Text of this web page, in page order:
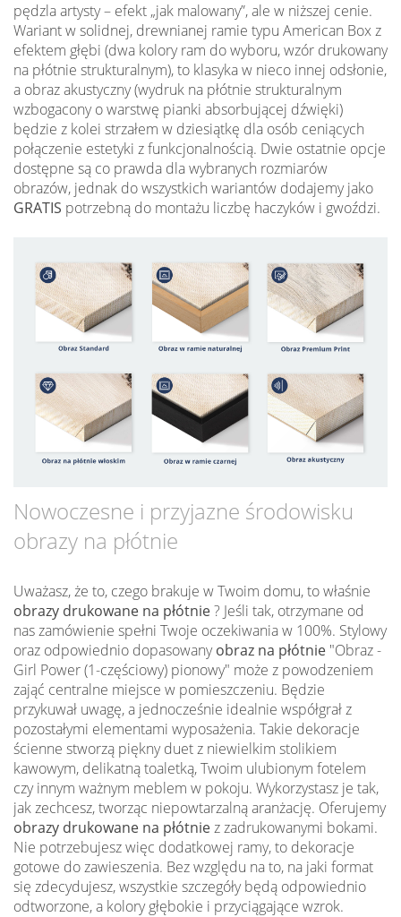
pędzla artysty – efekt „jak malowany”, ale w niższej cenie.
Wariant w solidnej, drewnianej ramie typu American Box z
efektem głębi (dwa kolory ram do wyboru, wzór drukowany
na płótnie strukturalnym), to klasyka w nieco innej odsłonie,
a obraz akustyczny (wydruk na płótnie strukturalnym
wzbogacony o warstwę pianki absorbującej dźwięki)
będzie z kolei strzałem w dziesiątkę dla osób ceniących
połączenie estetyki z funkcjonalnością. Dwie ostatnie opcje
dostępne są co prawda dla wybranych rozmiarów
obrazów, jednak do wszystkich wariantów dodajemy jako
GRATIS potrzebną do montażu liczbę haczyków i gwoździ.
Nowoczesne i przyjazne środowisku
obrazy na płótnie
Uważasz, że to, czego brakuje w Twoim domu, to właśnie
obrazy drukowane na płótnie? Jeśli tak, otrzymane od
nas zamówienie spełni Twoje oczekiwania w 100%. Stylowy
oraz odpowiednio dopasowanyobraz na płótnie "Obraz -
Girl Power (1-częściowy) pionowy" może z powodzeniem
zająć centralne miejsce w pomieszczeniu. Będzie
przykuwał uwagę, a jednocześnie idealnie współgrał z
pozostałymi elementami wyposażenia. Takie dekoracje
ścienne stworzą piękny duet z niewielkim stolikiem
kawowym, delikatną toaletką, Twoim ulubionym fotelem
czy innym ważnym meblem w pokoju. Wykorzystasz je tak,
jak zechcesz, tworząc niepowtarzalną aranżację. Oferujemy
obrazy drukowane na płótniez zadrukowanymi bokami.
Nie potrzebujesz więc dodatkowej ramy, to dekoracje
gotowe do zawieszenia. Bez względu na to, na jaki format
się zdecydujesz, wszystkie szczegóły będą odpowiednio
odtworzone, a kolory głębokie i przyciągające wzrok.